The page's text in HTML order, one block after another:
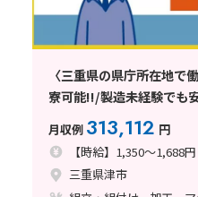
〈三重県の県庁所在地で
寮可能!!/製造未経験でも
場／【三重県津市】
月収例 313,112 円
【時給】1,350～1,688円
三重県津市